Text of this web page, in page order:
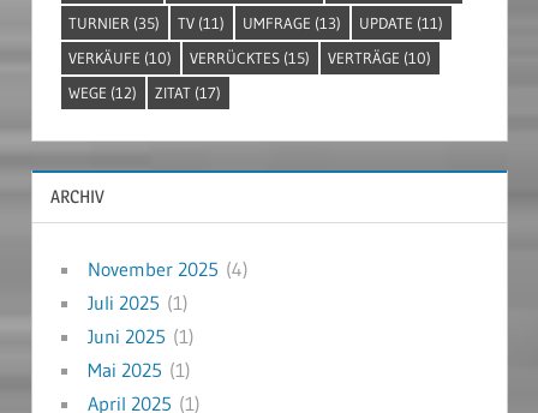
TURNIER (35) TV (11) UMFRAGE (13) UPDATE (11)
VERKÄUFE (10) VERRÜCKTES (15) VERTRÄGE (10)
WEGE (12) ZITAT (17)
ARCHIV
November 2025 (4)
Juli 2025 (1)
Juni 2025 (1)
Mai 2025 (1)
April 2025 (1)